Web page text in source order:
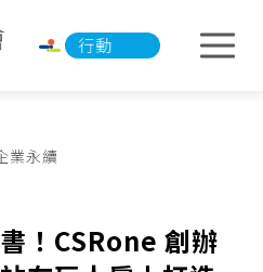
零承諾行動 淨零承諾行動
業永續
！CSRone 創辦